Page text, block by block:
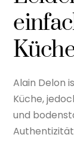
Alain Delon
Küche,
und